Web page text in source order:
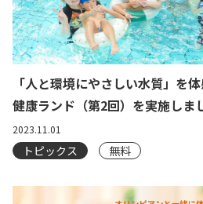
「人と環境にやさしい水質」を
健康ランド（第2回）を実施しま
2023.11.01
トピックス 無料